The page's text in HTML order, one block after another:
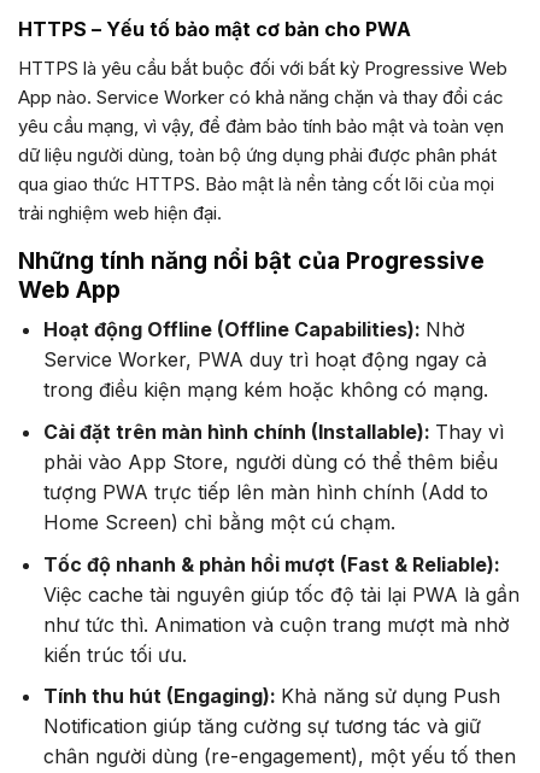
HTTPS – Yếu tố bảo mật cơ bản cho PWA
HTTPS là yêu cầu bắt buộc đối với bất kỳ Progressive Web
App nào. Service Worker có khả năng chặn và thay đổi các
yêu cầu mạng, vì vậy, để đảm bảo tính bảo mật và toàn vẹn
dữ liệu người dùng, toàn bộ ứng dụng phải được phân phát
qua giao thức HTTPS. Bảo mật là nền tảng cốt lõi của mọi
trải nghiệm web hiện đại.
Những tính năng nổi bật của Progressive
Web App
Hoạt động Offline (Offline Capabilities): Nhờ
Service Worker, PWA duy trì hoạt động ngay cả
trong điều kiện mạng kém hoặc không có mạng.
Cài đặt trên màn hình chính (Installable): Thay vì
phải vào App Store, người dùng có thể thêm biểu
tượng PWA trực tiếp lên màn hình chính (Add to
Home Screen) chỉ bằng một cú chạm.
Tốc độ nhanh & phản hồi mượt (Fast & Reliable):
Việc cache tài nguyên giúp tốc độ tải lại PWA là gần
như tức thì. Animation và cuộn trang mượt mà nhờ
kiến trúc tối ưu.
Tính thu hút (Engaging): Khả năng sử dụng Push
Notification giúp tăng cường sự tương tác và giữ
chân người dùng (re-engagement), một yếu tố then